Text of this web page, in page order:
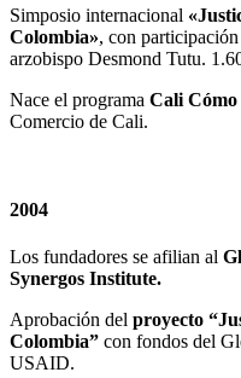
Simposio internacional
Colombia», con
arzobispo Desmond Tutu.
Nace el programa Cali Cómo
Comercio de Cali.
2004
Los fundadores se afilian al
Synergos Institute.
Aprobación del proyecto
Colombia” con fondos del
USAID.